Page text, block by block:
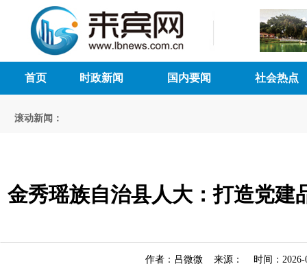
首页 时政新闻 国内要闻 社会热点
滚动新闻：
金秀瑶族自治县人大：打造党建
作者：吕微微 来源： 时间：2026-